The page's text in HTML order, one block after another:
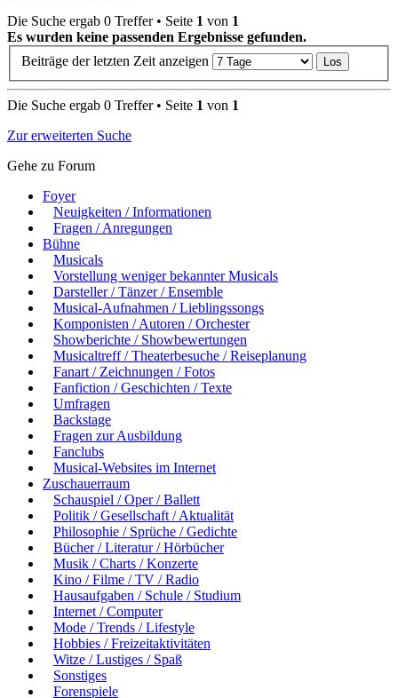
Die Suche ergab 0 Treffer • Seite 1 von 1
Es wurden keine passenden Ergebnisse gefunden.
Beiträge der letzten Zeit anzeigen
Die Suche ergab 0 Treffer • Seite 1 von 1
Zur erweiterten Suche
Gehe zu Forum
Foyer
Neuigkeiten / Informationen
Fragen / Anregungen
Bühne
Musicals
Vorstellung weniger bekannter Musicals
Darsteller / Tänzer / Ensemble
Musical-Aufnahmen / Lieblingssongs
Komponisten / Autoren / Orchester
Showberichte / Showbewertungen
Musicaltreff / Theaterbesuche / Reiseplanung
Fanart / Zeichnungen / Fotos
Fanfiction / Geschichten / Texte
Umfragen
Backstage
Fragen zur Ausbildung
Fanclubs
Musical-Websites im Internet
Zuschauerraum
Schauspiel / Oper / Ballett
Politik / Gesellschaft / Aktualität
Philosophie / Sprüche / Gedichte
Bücher / Literatur / Hörbücher
Musik / Charts / Konzerte
Kino / Filme / TV / Radio
Hausaufgaben / Schule / Studium
Internet / Computer
Mode / Trends / Lifestyle
Hobbies / Freizeitaktivitäten
Witze / Lustiges / Spaß
Sonstiges
Forenspiele